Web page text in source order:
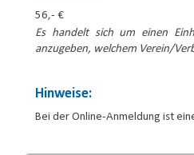
56,- €
Es handelt sich um einen
anzugeben, welchem Verein/
Hinweise:
Bei der Online-Anmeldung ist